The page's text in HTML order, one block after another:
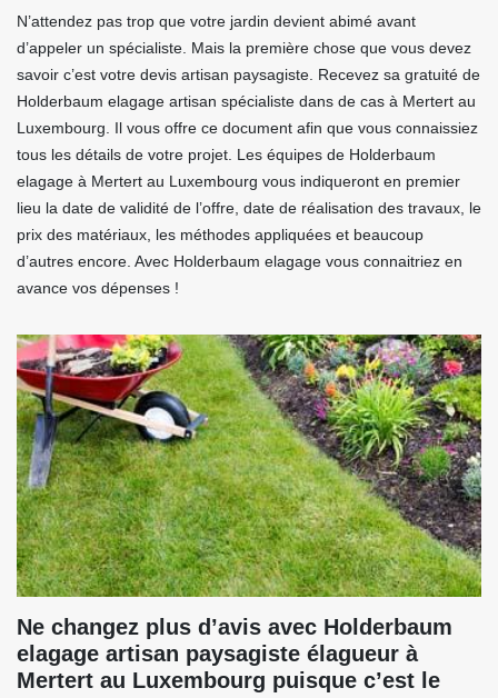
N’attendez pas trop que votre jardin devient abimé avant
d’appeler un spécialiste. Mais la première chose que vous devez
savoir c’est votre devis artisan paysagiste. Recevez sa gratuité de
Holderbaum elagage artisan spécialiste dans de cas à Mertert au
Luxembourg. Il vous offre ce document afin que vous connaissiez
tous les détails de votre projet. Les équipes de Holderbaum
elagage à Mertert au Luxembourg vous indiqueront en premier
lieu la date de validité de l’offre, date de réalisation des travaux, le
prix des matériaux, les méthodes appliquées et beaucoup
d’autres encore. Avec Holderbaum elagage vous connaitriez en
avance vos dépenses !
Ne changez plus d’avis avec Holderbaum
elagage artisan paysagiste élagueur à
Mertert au Luxembourg puisque c’est le